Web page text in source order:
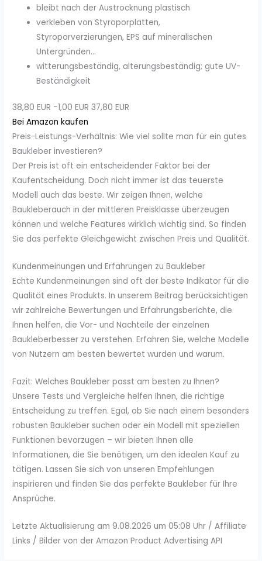
bleibt nach der Austrocknung plastisch
verkleben von Styroporplatten,
Styroporverzierungen, EPS auf mineralischen
Untergründen...
witterungsbeständig, alterungsbeständig; gute UV-
Beständigkeit
38,80 EUR −1,00 EUR 37,80 EUR
Bei Amazon kaufen
Preis-Leistungs-Verhältnis: Wie viel sollte man für ein gutes
Baukleber investieren?
Der Preis ist oft ein entscheidender Faktor bei der
Kaufentscheidung. Doch nicht immer ist das teuerste
Modell auch das beste. Wir zeigen Ihnen, welche
Baukleberauch in der mittleren Preisklasse überzeugen
können und welche Features wirklich wichtig sind. So finden
Sie das perfekte Gleichgewicht zwischen Preis und Qualität.
Kundenmeinungen und Erfahrungen zu Baukleber
Echte Kundenmeinungen sind oft der beste Indikator für die
Qualität eines Produkts. In unserem Beitrag berücksichtigen
wir zahlreiche Bewertungen und Erfahrungsberichte, die
Ihnen helfen, die Vor- und Nachteile der einzelnen
Baukleberbesser zu verstehen. Erfahren Sie, welche Modelle
von Nutzern am besten bewertet wurden und warum.
Fazit: Welches Baukleber passt am besten zu Ihnen?
Unsere Tests und Vergleiche helfen Ihnen, die richtige
Entscheidung zu treffen. Egal, ob Sie nach einem besonders
robusten Baukleber suchen oder ein Modell mit speziellen
Funktionen bevorzugen – wir bieten Ihnen alle
Informationen, die Sie benötigen, um den idealen Kauf zu
tätigen. Lassen Sie sich von unseren Empfehlungen
inspirieren und finden Sie das perfekte Baukleber für Ihre
Ansprüche.
Letzte Aktualisierung am 9.08.2026 um 05:08 Uhr / Affiliate
Links / Bilder von der Amazon Product Advertising API